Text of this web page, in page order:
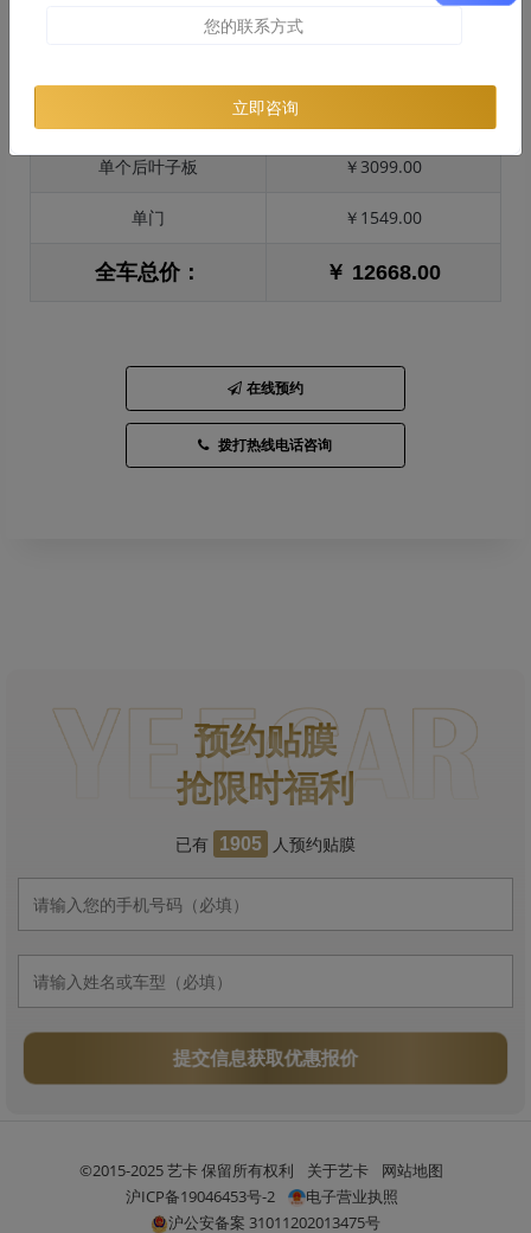
单个后叶子板 ￥3099.00
单门 ￥1549.00
全车总价： ￥ 12668.00
在线预约
拨打热线电话咨询
预约贴膜
抢限时福利
已有 1905 人预约贴膜
提交信息获取优惠报价
©2015-2025 艺卡 保留所有权利 关于艺卡
网站地图
沪ICP备19046453号-2
电子营业执照
沪公安备案 31011202013475号
立即咨询